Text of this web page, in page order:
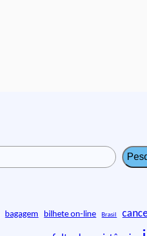
bagagem bilhete on-line Brasil